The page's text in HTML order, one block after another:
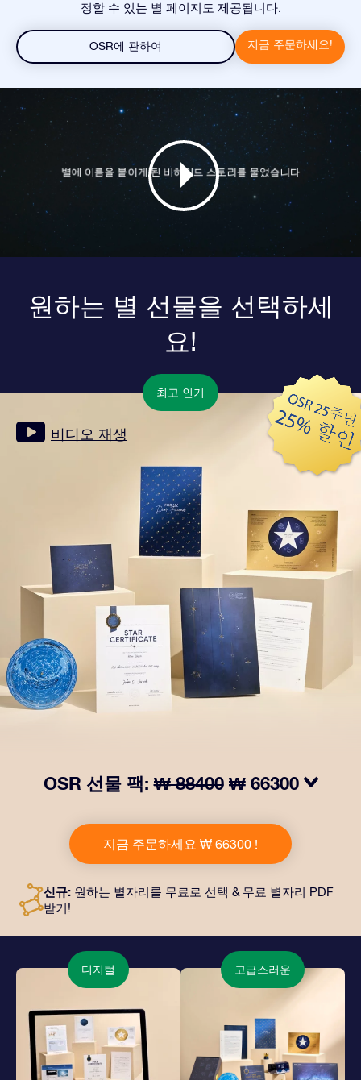
정할 수 있는 별 페이지도 제공됩니다.
OSR에 관하여 지금 주문하세요!
원하는 별 선물을 선택하세
요!
최고 인기
비디오 재생
OSR 선물 팩:₩ 88400 ₩ 66300
투와 퍼스널라이즈 문서가 선택한 주소로 발송되고 디지
털 문서가 제공되며 무료로 OSR 앱을 이용할 수 있습니
다. OSR Gift Pack은 친구나 사랑하는 사람에게 영원히
지금 주문하세요 ₩ 66300 !
신규: 원하는 별자리를 무료로 선택 & 무료 별자리 PDF
받기!
디지털 고급스러운